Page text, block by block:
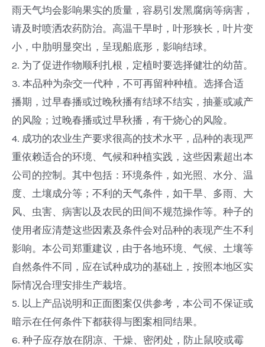
雨天气均会影响果实的质量，容易引发黑腐病等病害，
请及时喷洒农药防治。高温干旱时，叶形狭长，叶片变
小，中肋明显突出，呈现船底形，影响结球。
2. 为了促进作物顺利扎根，定植时要选择健壮的幼苗。
3. 本品种为杂交一代种，不可再留种种植。选择合适
播期，过早春播或过晚秋播有结球不结实，抽薹或减产
的风险；过晚春播或过早秋播，有干烧心的风险。
4. 成功的农业生产要求很高的技术水平，品种的表现严
重依赖适合的环境、气候和种植实践，这些因素超出本
公司的控制。其中包括：环境条件，如光照、水分、温
度、土壤成分等；不利的天气条件，如干旱、多雨、大
风、虫害、病害以及农民的田间不规范操作等。种子的
使用者应清楚这些因素及条件会对品种的表现产生不利
影响。本公司郑重建议，由于各地环境、气候、土壤等
自然条件不同，应在试种成功的基础上，按照本地区实
际情况合理安排生产栽培。
5. 以上产品说明和正面图案仅供参考，本公司不保证或
暗示在任何条件下都获得与图案相同结果。
6. 种子应存放在阴凉、干燥、密闭处，防止鼠咬或霉